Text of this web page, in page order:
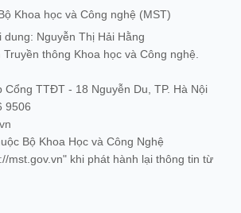
Khoa học và Công nghệ (MST)
Nguyễn Thị Hải Hằng
thông Khoa học và Công nghệ.
Cổng TTĐT - 18 Nguyễn Du, TP. Hà Nội
9506
Bộ Khoa Học và Công Nghệ
mst.gov.vn" khi phát hành lại thông tin từ